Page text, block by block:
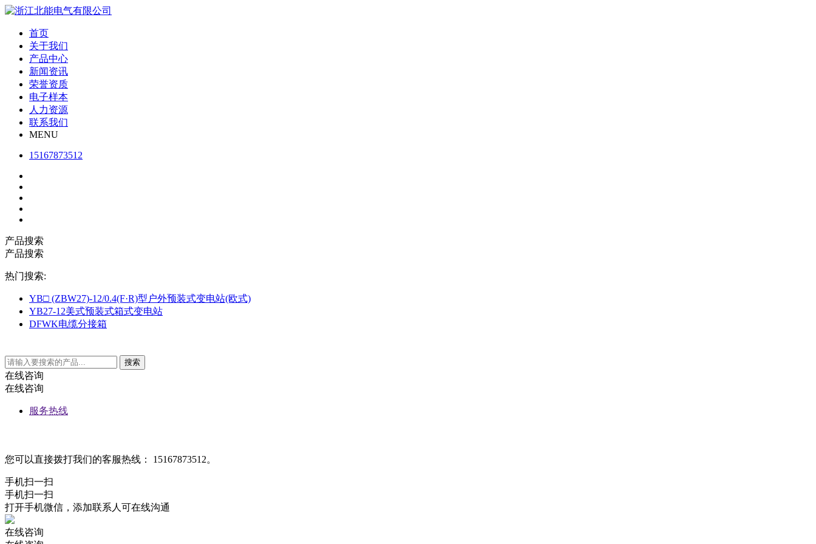
首页
关于我们
产品中心
新闻资讯
荣誉资质
电子样本
人力资源
联系我们
MENU
15167873512
产品搜索
产品搜索
热门搜索:
YB□ (ZBW27)-12/0.4(F·R)型户外预装式变电站(欧式)
YB27-12美式预装式箱式变电站
DFWK电缆分接箱
在线咨询
在线咨询
服务热线
您可以直接拨打我们的客服热线： 15167873512。
手机扫一扫
手机扫一扫
打开手机微信，添加联系人可在线沟通
在线咨询